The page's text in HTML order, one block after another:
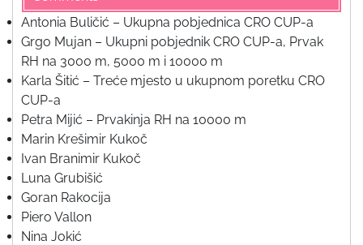
Antonia Buličić – Ukupna pobjednica CRO CUP-a
Grgo Mujan – Ukupni pobjednik CRO CUP-a, Prvak
RH na 3000 m, 5000 m i 10000 m
Karla Šitić – Treće mjesto u ukupnom poretku CRO
CUP-a
Petra Mijić – Prvakinja RH na 10000 m
Marin Krešimir Kukoč
Ivan Branimir Kukoč
Luna Grubišić
Goran Rakocija
Piero Vallon
Nina Jokić